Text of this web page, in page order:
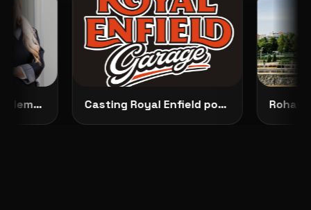
Představujeme No Dilemma: českou módu, která ženám dovoluje zůstat samy sebou Casting Royal Enfield pokračuje: vybrané modelky budou opravdu vidět